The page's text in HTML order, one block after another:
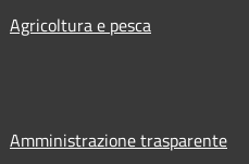
Agricoltura e pesca
Amministrazione trasparente